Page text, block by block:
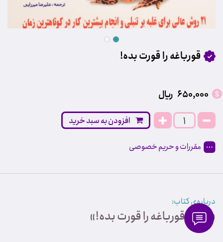
قورباغه را قورت بده!
650,000 ﷼
افزودن به سبد خرید
مقررات و حریم خصوصی
درباره‌ی کتاب:
«کتاب قورباغه را قورت بده!»